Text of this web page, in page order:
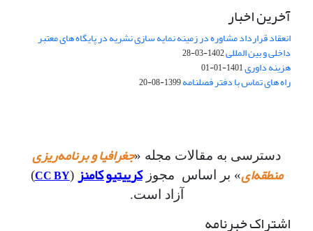
آخرین اخبار
انعقاد قرارداد مشاوره در زمینه نمایه سازی نشریه در پایگاه های معتبر
داخلی و بین المللی1402-03-28
هزینه داوری1401-01-01
راه های تماس با دفتر فصلنامه1399-08-20
دسترسی به مقالات مجله «جغرافیا و برنامه‌ریزی
منطقه‌ای» بر اساس مجوزکرییتیو کامنز (
CC BY
)
آزاد است.
اشتراک خبرنامه